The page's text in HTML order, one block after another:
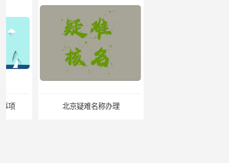
北京疑难名称办理